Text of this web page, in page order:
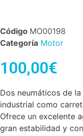
Código MO00198
Categoría Motor
100,00€
Dos neumáticos de la
industrial como
Ofrece un excelente
gran estabilidad y